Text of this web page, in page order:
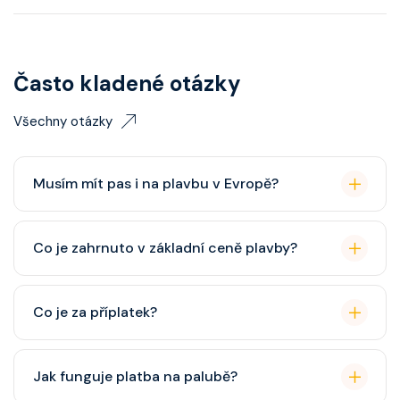
Často kladené otázky
Všechny otázky
Musím mít pas i na plavbu v Evropě?
Evropě stačí. Doporučuje se platnost minimálně 6
měsíců po skončení plavby.
Co je zahrnuto v základní ceně plavby?
zábava, show, bazény, vířivky, fitness, základní nápoje
(voda, čaj, káva, limonády apod.).
Co je za příplatek?
restaurace, Wi-Fi, výlety, spa služby, spropitné a
Jak funguje platba na palubě?